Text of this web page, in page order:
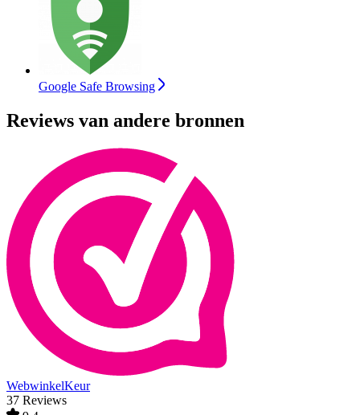
Google Safe Browsing
Reviews van andere bronnen
WebwinkelKeur
37 Reviews